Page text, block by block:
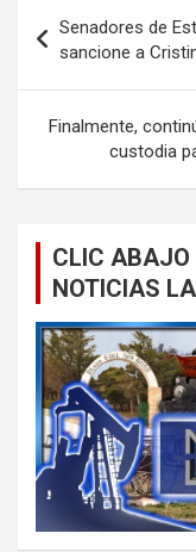
de
entradas
Senadores de
sancione a
Finalmente,
custodia
CLIC ABAJO
NOTICIAS